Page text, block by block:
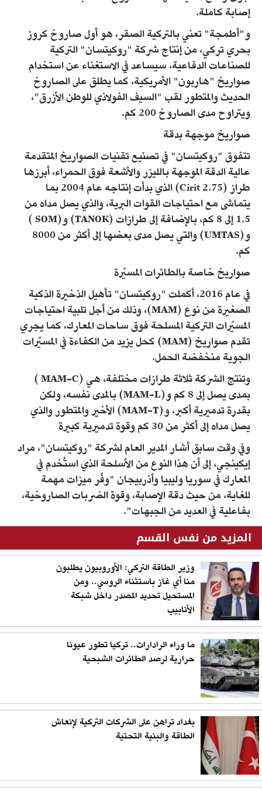
إصابة كاملة.
و"أطمجة" تعني بالتركية الصقر، هو أول صاروخ كروز
بحري تركي، من إنتاج شركة "روكيتسان" التركية
للصناعات الدفاعية، سيساعد في الاستغناء عن استخدام
صواريخ "هاربون" الأمريكية، كما يطلق على الصاروخ
الحديث والمتطور لقب "السيف الفولاذي للوطن الأزرق"،
ويتراوح مدى الصاروخ 200 كم.
صواريخ موجهة بدقة
تتفوق "روكيتسان" في تصنيع تقنيات الصواريخ المتقدمة
عالية الدقة الموجهة بالليزر والأشعة فوق الحمراء، أبرزها
طراز (Cirit 2.75) الذي بدأت إنتاجه عام 2004 بما
يتماشى مع احتياجات القوات البرية، والذي يصل مداه من
1.5 إلى 8 كم، بالإضافة إلى طرازات (TANOK) و(SOM )
و(UMTAS) والتي يصل مدى بعضها إلى أكثر من 8000
كم.
صواريخ خاصة بالطائرات المسيّرة
في عام 2016، أكملت "روكيتسان" تأهيل الذخيرة الذكية
الصغيرة من نوع (MAM)، وذلك من أجل تلبية احتياجات
المسيّرات التركية المسلحة فوق ساحات المعارك، كما يجري
تقدم صواريخ (MAM) كحل يزيد من الكفاءة في المسيّرات
الجوية منخفضة الحمل.
وتنتج الشركة ثلاثة طرازات مختلفة، هي (MAM-C )
بمدى يصل إلى 8 كم و(MAM-L) بالمدى نفسه، ولكن
بقدرة تدميرية أكبر، و(MAM-T) الأخير والمتطور والذي
يصل مداه إلى أكثر من 30 كم وقوة تدميرية كبيرة
وفي وقت سابق أشار المدير العام لشركة "روكيتسان"، مراد
إيكينجي، إلى أن هذا النوع من الأسلحة الذي استُخدم في
المعارك في سوريا وليبيا وأذربيجان "وفّر ميزات مهمة
للغاية، من حيث دقة الإصابة، وقوة الضربات الصاروخية،
بفاعلية في العديد من الجبهات".
المزيد من نفس القسم
وزير الطاقة التركي: الأوروبيون يطلبون
منا أي غاز باستثناء الروسي.. ومن
المستحيل تحديد المصدر داخل شبكة
الأنابيب
ما وراء الرادارات.. تركيا تطور عيونا
حرارية لرصد الطائرات الشبحية
بغداد تراهن على الشركات التركية لإنعاش
الطاقة والبنية التحتية